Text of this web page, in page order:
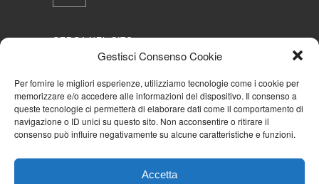
Gestisci Consenso Cookie
Per fornire le migliori esperienze, utilizziamo tecnologie come i cookie per
memorizzare e/o accedere alle informazioni del dispositivo. Il consenso a
queste tecnologie ci permetterà di elaborare dati come il comportamento di
navigazione o ID unici su questo sito. Non acconsentire o ritirare il
consenso può influire negativamente su alcune caratteristiche e funzioni.
Accetta
CERCA NEL SITO
NAVIGA PER
Mappa completa
Cookie Policy (UE)